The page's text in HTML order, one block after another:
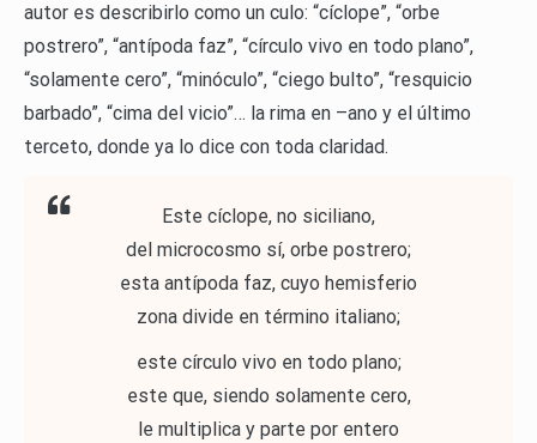
autor es describirlo como un culo: “cíclope”, “orbe
postrero”, “antípoda faz”, “círculo vivo en todo plano”,
“solamente cero”, “minóculo”, “ciego bulto”, “resquicio
barbado”, “cima del vicio”… la rima en –ano y el último
terceto, donde ya lo dice con toda claridad.
Este cíclope, no siciliano,
del microcosmo sí, orbe postrero;
esta antípoda faz, cuyo hemisferio
zona divide en término italiano;
este círculo vivo en todo plano;
este que, siendo solamente cero,
le multiplica y parte por entero